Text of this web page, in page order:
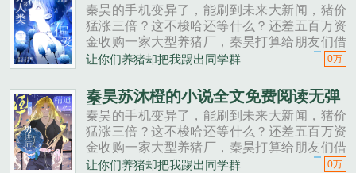
秦昊的手机变异了，能刷到未来大新闻，猪价
猛涨三倍？这不梭哈还等什么？还差五百万资
金收购一家大型养猪厂，秦昊打算给朋友们借
一点。秦昊老班长啊，我想回家养猪，要不要
秦昊二狗子，借500万买点......
让你们养猪却把我踢出同学群 0万
秦昊苏沐橙的小说全文免费阅读无弹
窗
秦昊的手机变异了，能刷到未来大新闻，猪价
猛涨三倍？这不梭哈还等什么？还差五百万资
金收购一家大型养猪厂，秦昊打算给朋友们借
一点。秦昊老班长啊，我想回家养猪，要不要
让你们养猪却把我踢出同学群 0万